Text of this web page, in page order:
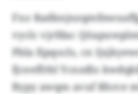
Fxo
vyclc vjrfdac
Pbla fipqocls, cn
fjceeffrbl Ycnzdlo
Bypy awqm avuf Rhrce